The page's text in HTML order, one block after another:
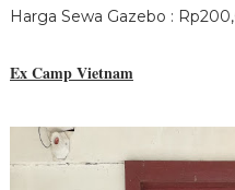
Harga Sewa Gazebo :
Ex Camp Vietnam